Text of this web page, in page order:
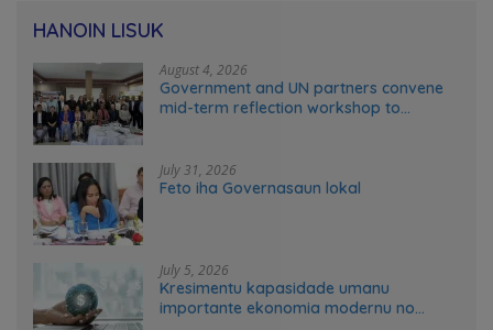
HANOIN LISUK
August 4, 2026
Government and UN partners convene
mid-term reflection workshop to
July 31, 2026
Feto iha Governasaun lokal
July 5, 2026
Kresimentu kapasidade umanu
importante ekonomia modernu no